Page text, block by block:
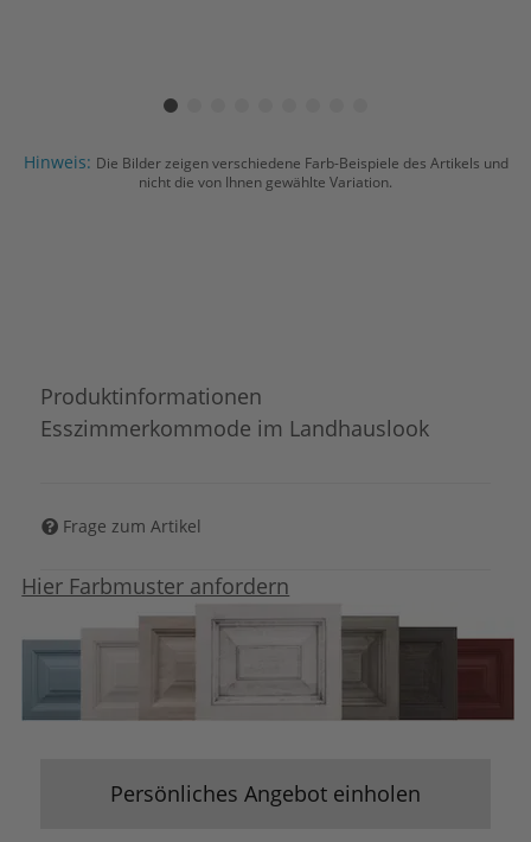
Hinweis: Die Bilder zeigen verschiedene Farb-Beispiele des Artikels und
nicht die von Ihnen gewählte Variation.
Produktinformationen
Esszimmerkommode im Landhauslook
Frage zum Artikel
Hier Farbmuster anfordern
Persönliches Angebot einholen